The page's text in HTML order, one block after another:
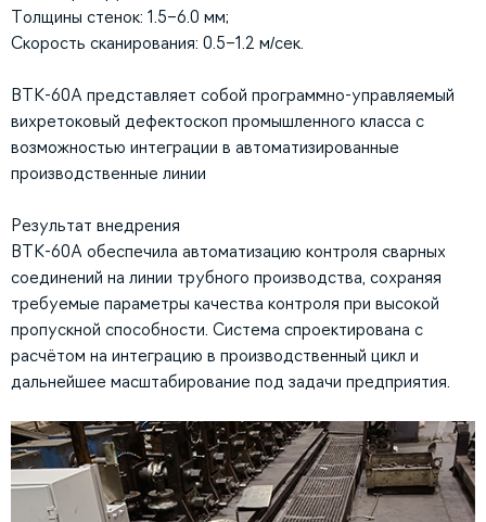
Толщины стенок: 1.5–6.0 мм;
Скорость сканирования: 0.5–1.2 м/сек.
ВТК-60А представляет собой программно-управляемый
вихретоковый дефектоскоп промышленного класса с
возможностью интеграции в автоматизированные
производственные линии
Результат внедрения
ВТК-60А обеспечила автоматизацию контроля сварных
соединений на линии трубного производства, сохраняя
требуемые параметры качества контроля при высокой
пропускной способности. Система спроектирована с
расчётом на интеграцию в производственный цикл и
дальнейшее масштабирование под задачи предприятия.